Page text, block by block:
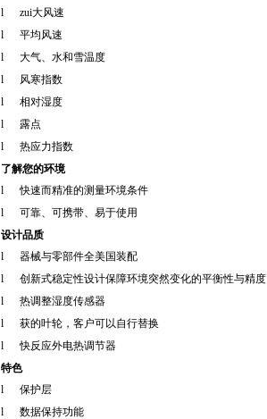
l
zui大风速
l
平均风速
l
大气、水和雪温度
l
风寒指数
l
相对湿度
l
露点
l
热应力指数
了解您的环境
l
快速而精准的测量环境条件
l
可靠、可携带、易于使用
设计品质
l
器械与零部件全美国装配
l
创新式稳定性设计保障环境突然变化的平衡性与精度
l
热调整湿度传感器
l
获的叶轮，客户可以自行替换
l
快反应外电热调节器
特色
l
保护层
l
数据保持功能